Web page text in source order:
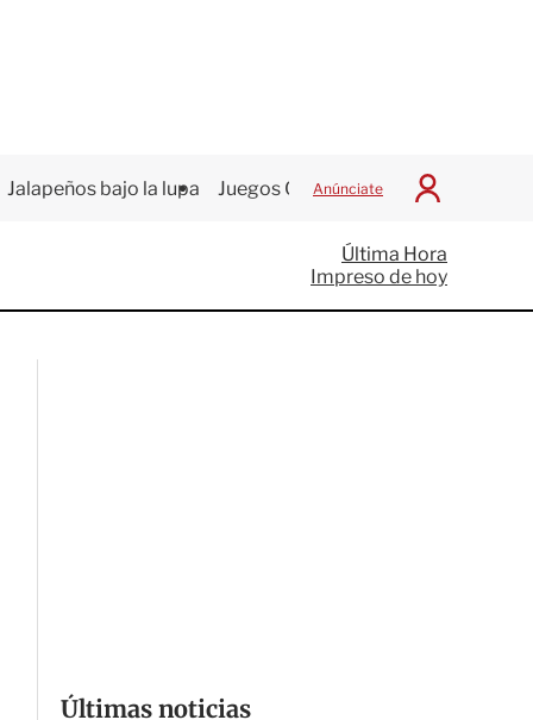
Jalapeños bajo la lupa Juegos Centroamericanos
Anúnciate
I
c
i
a
Última Hora
Impreso de hoy
Últimas noticias